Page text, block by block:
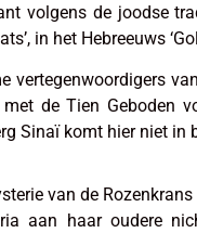
volgens de joodse
in het Hebreeuws
vertegenwoordigers
de Tien Geboden
Sinaï komt hier niet in
van de
aan haar oudere